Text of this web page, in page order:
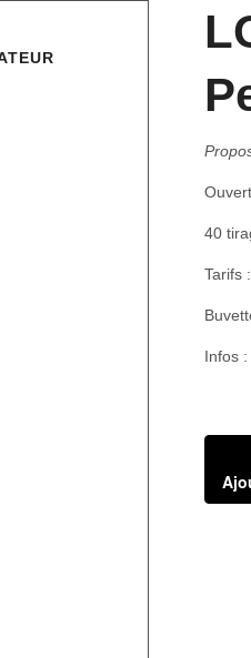
40
Tarifs
Infos